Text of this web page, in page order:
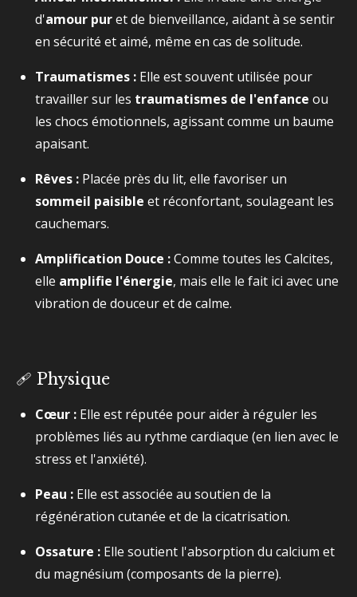
d'amour puret de bienveillance, aidant à se sentir
en sécurité et aimé, même en cas de solitude.
Traumatismes : Elle est souvent utilisée pour
travailler sur les traumatismes de l'enfance ou
les chocs émotionnels, agissant comme un baume
apaisant.
Rêves : Placée près du lit, elle favoriser un
sommeil paisible et réconfortant, soulageant les
cauchemars.
Amplification Douce :Comme toutes les Calcites,
elle amplifie l'énergie, mais elle le fait ici avec une
vibration de douceur et de calme.
🩹 Physique
Cœur : Elle est réputée pour aider à réguler les
problèmes liés au rythme cardiaque (en lien avec le
stress et l'anxiété).
Peau : Elle est associée au soutien de la
régénération cutanée et de la cicatrisation.
Ossature : Elle soutient l'absorption du calcium et
du magnésium (composants de la pierre).